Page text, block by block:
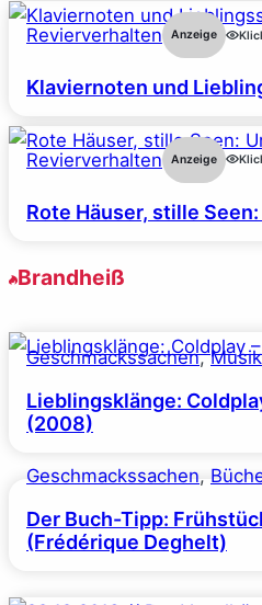
Revierverhalten Anzeige
Klaviernoten und
Revierverhalten Anzeige
Rote Häuser, stille
Brandheiß
Geschmackssachen, Musik
Lieblingsklänge:
(2008)
Geschmackssachen,
Der Buch-Tipp:
(Frédérique Deghelt)